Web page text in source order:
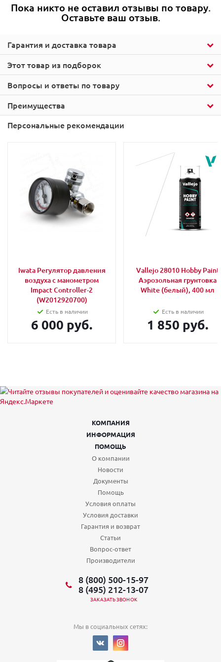
Этот товар из подборок
Гарантия и доставка товара
Пока никто не оставил отзывы по товару.
Оставьте ваш отзыв.
Вопросы и ответы по товару
Преимущества
Персональные рекомендации
Iwata Регулятор давления
воздуха с манометром
Impact Controller-2
(W2012920700)
Есть в наличии
6 000 руб.
Vallejo 28010 Hobby Paint
Аэрозольная грунтовка
White (белый), 400 мл
Есть в наличии
1 850 руб.
КОМПАНИЯ
ИНФОРМАЦИЯ
ПОМОЩЬ
О компании
Новости
Документы
Помощь
Условия оплаты
Условия доставки
Гарантия и возврат
Статьи
Вопрос-ответ
Производители
8 (800) 500-15-97
8 (495) 212-13-07
ЗАКАЗАТЬ ЗВОНОК
Мы в социальных сетях: